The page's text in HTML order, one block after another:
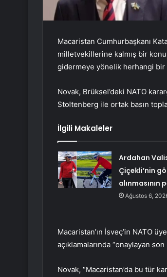
Macaristan Cumhurbaşkanı
milletvekillerine kalmış bir
gidermeye yönelik herhangi bir
Novak, Brüksel’deki NATO
Stoltenberg ile ortak basın
İlgili Makaleler
Ardahan
Çiçekli’nin
alınmasının
Ağustos 6,
Macaristan’ın İsveç’in NATO
açıklamalarında “onaylayan son
Novak, “Macaristan’da bu tür